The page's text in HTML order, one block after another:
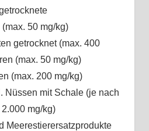
50 mg/kg)
getrocknet (max. 400
(max. 50 mg/kg)
(max. 200 mg/kg)
Nüssen mit Schale (je nach
mg/kg)
Meerestierersatzprodukte